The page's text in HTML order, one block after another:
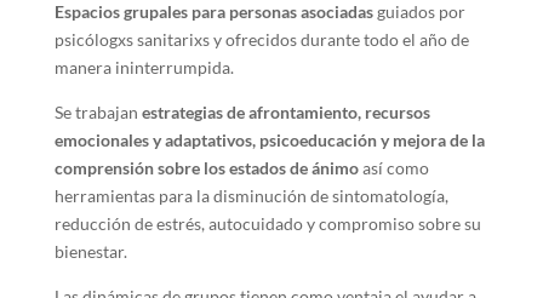
Espacios grupales para personas asociadasguiados por
psicólogxs sanitarixs y ofrecidos durante todo el año de
manera ininterrumpida.
Se trabajan estrategias de afrontamiento, recursos
emocionales y adaptativos, psicoeducación y mejora de la
comprensión sobre los estados de ánimoasí como
herramientas para la disminución de sintomatología,
reducción de estrés, autocuidado y compromiso sobre su
bienestar.